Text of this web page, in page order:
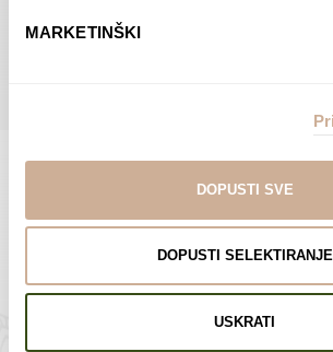
MARKETINŠKI
DOPUSTI SVE
DOPUSTI SELEKTIRANJE
USKRATI
POGLEDAJTE SVE PROIZVODE U
Limited Edition